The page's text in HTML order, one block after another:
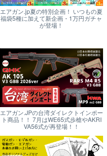
エアガン.jp夏の特別企画！ いつもの夏
福袋5種に加えて新企画・1万円ガチャ
が登場！
エアガン.JPの台湾ダイレクトインポー
ト商品！！ 7月はWE65式歩槍やAKRI
VA56式が再登場！！